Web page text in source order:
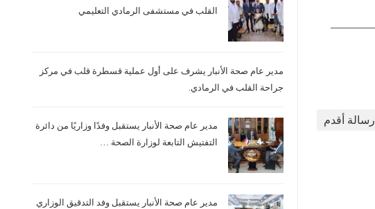
رسالة أقدم
القلب في مستشفى الرمادي التعليمي
مدير عام صحة الأنبار يشرف على أول عملية قسطرة قلب في مركز
جراحة القلب في الرمادي.
مدير عام صحة الأنبار يستقبل وفدًا وزاريًا من دائرة
التفتيش التابعة لوزارة الصحة …
مدير عام صحة الأنبار يستقبل وفد التدقيق الوزاري